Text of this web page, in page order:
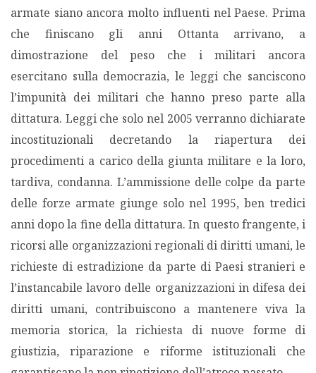
armate siano ancora molto influenti nel Paese. Prima
che finiscano gli anni Ottanta arrivano, a
dimostrazione del peso che i militari ancora
esercitano sulla democrazia, le leggi che sanciscono
l’impunità dei militari che hanno preso parte alla
dittatura. Leggi che solo nel 2005 verranno dichiarate
incostituzionali decretando la riapertura dei
procedimenti a carico della giunta militare e la loro,
tardiva, condanna. L’ammissione delle colpe da parte
delle forze armate giunge solo nel 1995, ben tredici
anni dopo la fine della dittatura. In questo frangente, i
ricorsi alle organizzazioni regionali di diritti umani, le
richieste di estradizione da parte di Paesi stranieri e
l’instancabile lavoro delle organizzazioni in difesa dei
diritti umani, contribuiscono a mantenere viva la
memoria storica, la richiesta di nuove forme di
giustizia, riparazione e riforme istituzionali che